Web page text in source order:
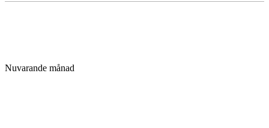
Nuvarande månad